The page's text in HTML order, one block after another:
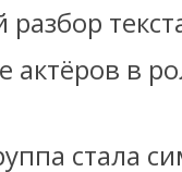
актёров в
стала